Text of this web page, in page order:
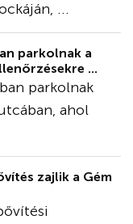
...
parkolnak a
...
parkolnak
ahol
zajlik a Gém